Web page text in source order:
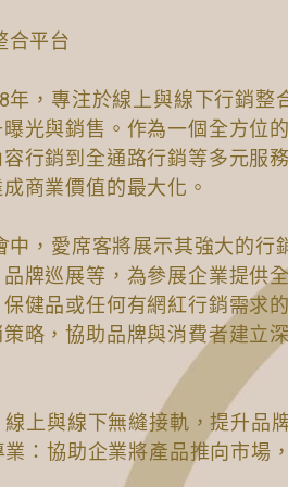
合平台
年，專注於線上與線下行銷整
光與銷售。作為一個全方位
行銷到全通路行銷等多元服
商業價值的最大化。
中，愛席客將展示其強大的行
牌巡展等，為參展企業提供
健品或任何有網紅行銷需求
略，協助品牌與消費者建立
上與線下無縫接軌，提升品
：協助企業將產品推向市場